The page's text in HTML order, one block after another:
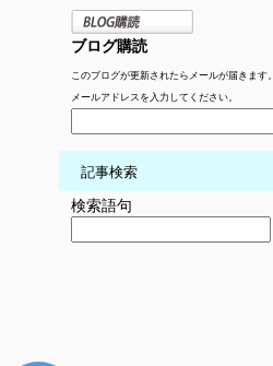
ブログ購読
このブログが更新されたらメールが届きます。
メールアドレスを入力してください。
記事検索
検索語句